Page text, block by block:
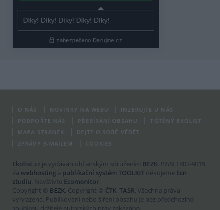
O NÁS NOVINKY NA WEBU
INZERUJTE U NÁS
PODPOŘTE NÁS
PŘEBÍRÁNÍ OBSAHU
TIŠTĚNÝ EKOLIST
MAPA STRÁNEK
DEJTE O SOBĚ VĚDĚT
ZPRÁVY E-MAILEM
COOKIES
Ekolist.cz je vydáván občanským sdružením BEZK. ISSN 1802-9019.
Za webhosting a publikační systém TOOLKIT děkujeme Ecn
studiu. Navštivte Ecomonitor.
Copyright © BEZK. Copyright © ČTK, TASR. Všechna práva
vyhrazena. Publikování nebo šíření obsahu je bez předchozího
souhlasu držitele autorských práv zakázáno.